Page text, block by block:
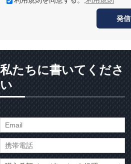
発信
私たちに書いてくださ
い